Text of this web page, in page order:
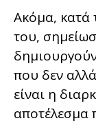
Ακόμα, κατά
του,
που δεν
είναι η
αποτέλεσμα